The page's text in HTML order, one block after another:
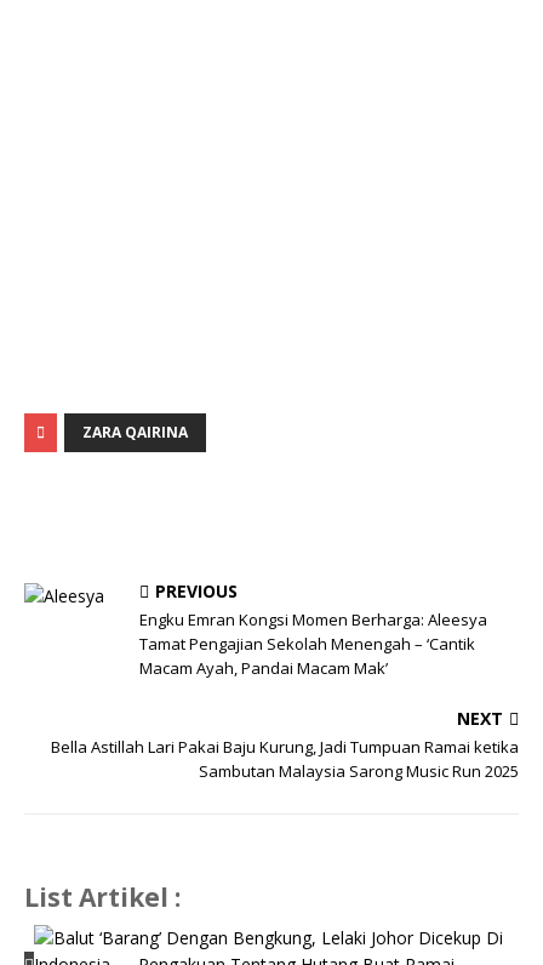
ZARA QAIRINA
PREVIOUS
Engku Emran Kongsi Momen Berharga: Aleesya
Tamat Pengajian Sekolah Menengah – ‘Cantik
Macam Ayah, Pandai Macam Mak’
NEXT
Bella Astillah Lari Pakai Baju Kurung, Jadi Tumpuan Ramai ketika
Sambutan Malaysia Sarong Music Run 2025
List Artikel :